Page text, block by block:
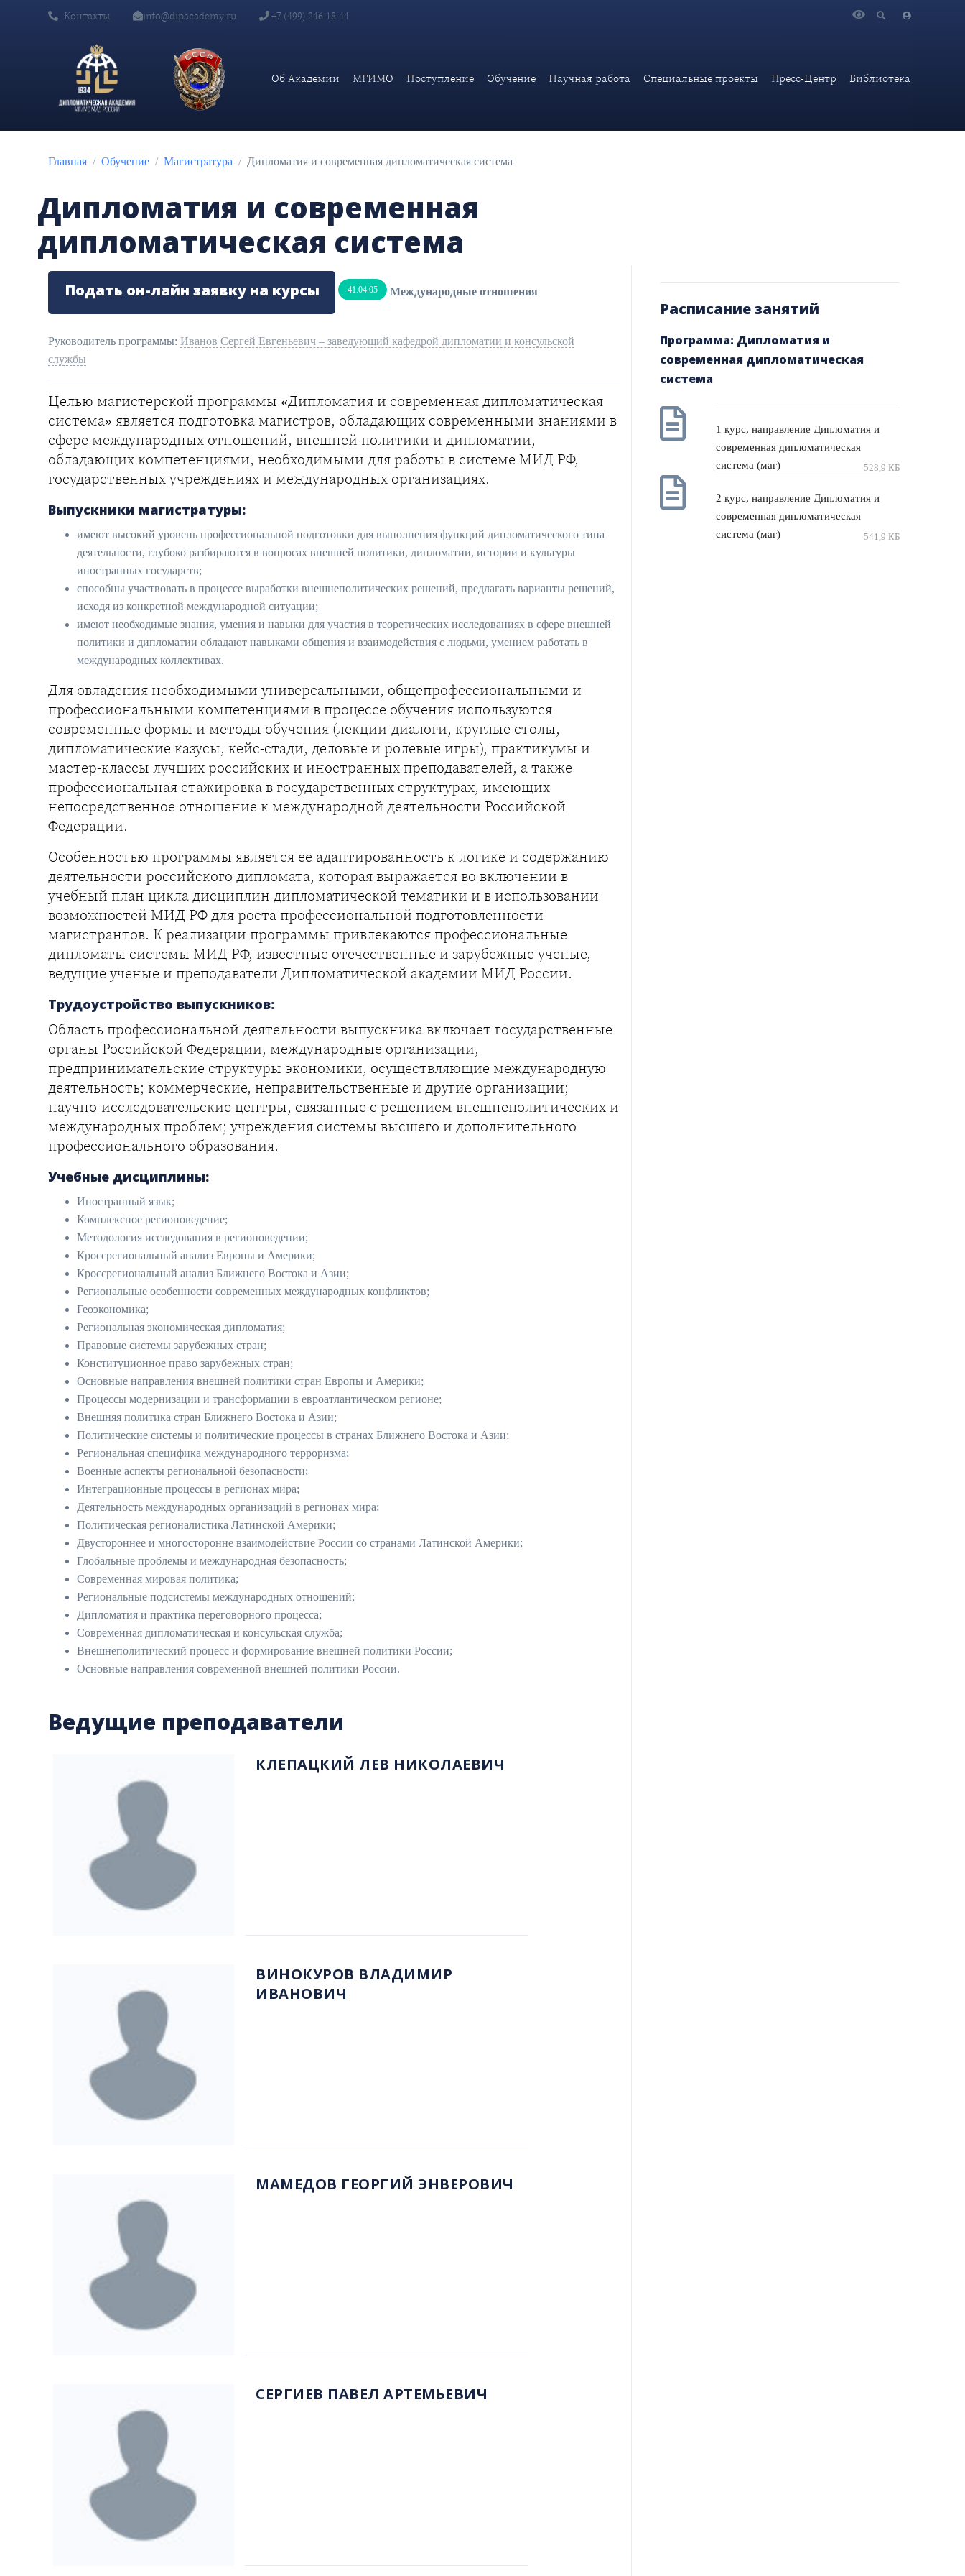
Контакты info@dipacademy.ru +7 (499) 246-18-44
Об Академии МГИМО Поступление Обучение Научная работа Специальные проекты Пресс-Центр Библиотека
Главная Обучение Магистратура Дипломатия и современная дипломатическая система
Дипломатия и современная
дипломатическая система
Подать он-лайн заявку на курсы 41.04.05 Международные отношения
Руководитель программы: Иванов Сергей Евгеньевич – заведующий кафедрой дипломатии и консульской
службы
Целью магистерской программы «Дипломатия и современная дипломатическая
система» является подготовка магистров, обладающих современными знаниями в
сфере международных отношений, внешней политики и дипломатии,
обладающих компетенциями, необходимыми для работы в системе МИД РФ,
государственных учреждениях и международных организациях.
Выпускники магистратуры:
имеют высокий уровень профессиональной подготовки для выполнения функций дипломатического типа
деятельности, глубоко разбираются в вопросах внешней политики, дипломатии, истории и культуры
иностранных государств;
способны участвовать в процессе выработки внешнеполитических решений, предлагать варианты решений,
исходя из конкретной международной ситуации;
имеют необходимые знания, умения и навыки для участия в теоретических исследованиях в сфере внешней
политики и дипломатии обладают навыками общения и взаимодействия с людьми, умением работать в
международных коллективах.
Для овладения необходимыми универсальными, общепрофессиональными и
профессиональными компетенциями в процессе обучения используются
современные формы и методы обучения (лекции-диалоги, круглые столы,
дипломатические казусы, кейс-стади, деловые и ролевые игры), практикумы и
мастер-классы лучших российских и иностранных преподавателей, а также
профессиональная стажировка в государственных структурах, имеющих
непосредственное отношение к международной деятельности Российской
Федерации.
Особенностью программы является ее адаптированность к логике и содержанию
деятельности российского дипломата, которая выражается во включении в
учебный план цикла дисциплин дипломатической тематики и в использовании
возможностей МИД РФ для роста профессиональной подготовленности
магистрантов. К реализации программы привлекаются профессиональные
дипломаты системы МИД РФ, известные отечественные и зарубежные ученые,
ведущие ученые и преподаватели Дипломатической академии МИД России.
Трудоустройство выпускников:
Область профессиональной деятельности выпускника включает государственные
органы Российской Федерации, международные организации,
предпринимательские структуры экономики, осуществляющие международную
деятельность; коммерческие, неправительственные и другие организации;
научно-исследовательские центры, связанные с решением внешнеполитических и
международных проблем; учреждения системы высшего и дополнительного
профессионального образования.
Учебные дисциплины:
Иностранный язык;
Комплексное регионоведение;
Методология исследования в регионоведении;
Кроссрегиональный анализ Европы и Америки;
Кроссрегиональный анализ Ближнего Востока и Азии;
Региональные особенности современных международных конфликтов;
Геоэкономика;
Региональная экономическая дипломатия;
Правовые системы зарубежных стран;
Конституционное право зарубежных стран;
Основные направления внешней политики стран Европы и Америки;
Процессы модернизации и трансформации в евроатлантическом регионе;
Внешняя политика стран Ближнего Востока и Азии;
Политические системы и политические процессы в странах Ближнего Востока и Азии;
Региональная специфика международного терроризма;
Военные аспекты региональной безопасности;
Интеграционные процессы в регионах мира;
Деятельность международных организаций в регионах мира;
Политическая регионалистика Латинской Америки;
Двустороннее и многосторонне взаимодействие России со странами Латинской Америки;
Глобальные проблемы и международная безопасность;
Современная мировая политика;
Региональные подсистемы международных отношений;
Дипломатия и практика переговорного процесса;
Современная дипломатическая и консульская служба;
Внешнеполитический процесс и формирование внешней политики России;
Основные направления современной внешней политики России.
Ведущие преподаватели
КЛЕПАЦКИЙ ЛЕВ НИКОЛАЕВИЧ
ВИНОКУРОВ ВЛАДИМИР
ИВАНОВИЧ
МАМЕДОВ ГЕОРГИЙ ЭНВЕРОВИЧ
СЕРГИЕВ ПАВЕЛ АРТЕМЬЕВИЧ
Расписание занятий
Программа: Дипломатия и
современная дипломатическая
система
1 курс, направление Дипломатия и
современная дипломатическая
система (маг)
528,9 КБ
2 курс, направление Дипломатия и
современная дипломатическая
система (маг)
541,9 КБ